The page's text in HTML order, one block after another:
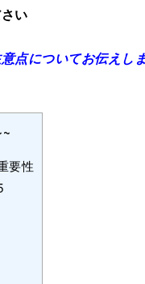
い
点についてお伝えし
要性